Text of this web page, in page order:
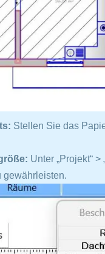
Stellen Sie das
Unter „Projekt“
gewährleisten.